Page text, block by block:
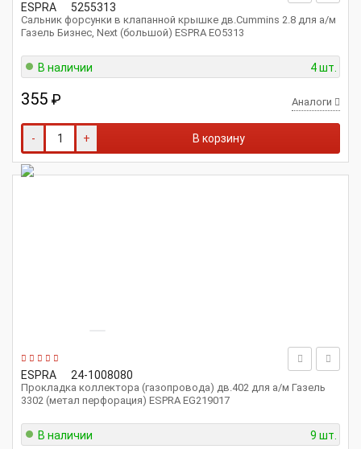
ESPRA 5255313
Сальник форсунки в клапанной крышке дв.Cummins 2.8 для а/м
Газель Бизнес, Next (большой) ESPRA EO5313
В наличии 4 шт.
355 ₽ Аналоги
- + В корзину
ESPRA 24-1008080
Прокладка коллектора (газопровода) дв.402 для а/м Газель
3302 (метал перфорация) ESPRA EG219017
В наличии 9 шт.